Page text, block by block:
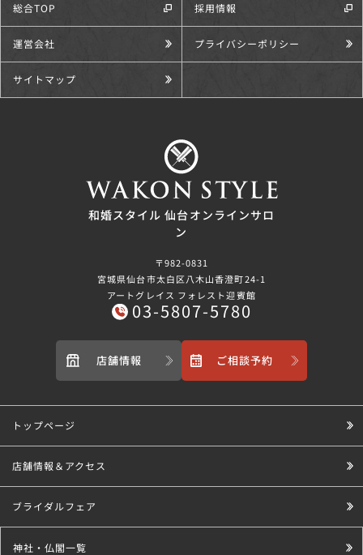
総合TOP 採用情報
運営会社 プライバシーポリシー
サイトマップ
和婚スタイル 仙台オンラインサロ
ン
〒982-0831
宮城県仙台市太白区八木山香澄町24-1
アートグレイス フォレスト迎賓館
03-5807-5780
店舗情報 ご相談予約
トップページ
店舗情報＆アクセス
ブライダルフェア
神社・仏閣一覧